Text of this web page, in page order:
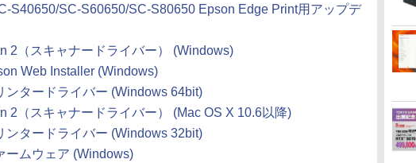
S40650/SC-S60650/SC-S80650 Epson Edge Print用アップデ
2（スキャナードライバー） (Windows)
Web Installer (Windows)
ンタードライバー (Windows 64bit)
2（スキャナードライバー） (Mac OS X 10.6以降)
ンタードライバー (Windows 32bit)
ームウェア (Windows)